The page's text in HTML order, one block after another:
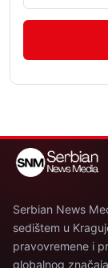
Serbian News
sedištem u
pravovremene i
globalnog